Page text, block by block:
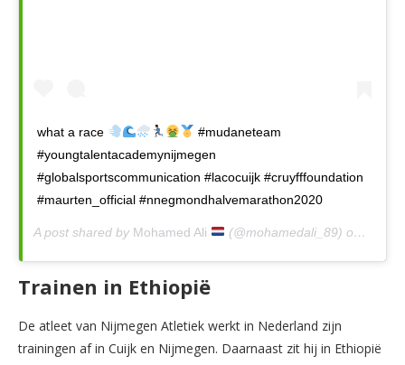
what a race
#mudaneteam
#youngtalentacademynijmegen
#globalsportscommunication #lacocuijk #cruyfffoundation
#maurten_official #nnegmondhalvemarathon2020
A post shared by Mohamed Ali (@mohamedali_89) on
Trainen in Ethiopië
De atleet van Nijmegen Atletiek werkt in Nederland zijn
trainingen af in Cuijk en Nijmegen. Daarnaast zit hij in Ethiopië